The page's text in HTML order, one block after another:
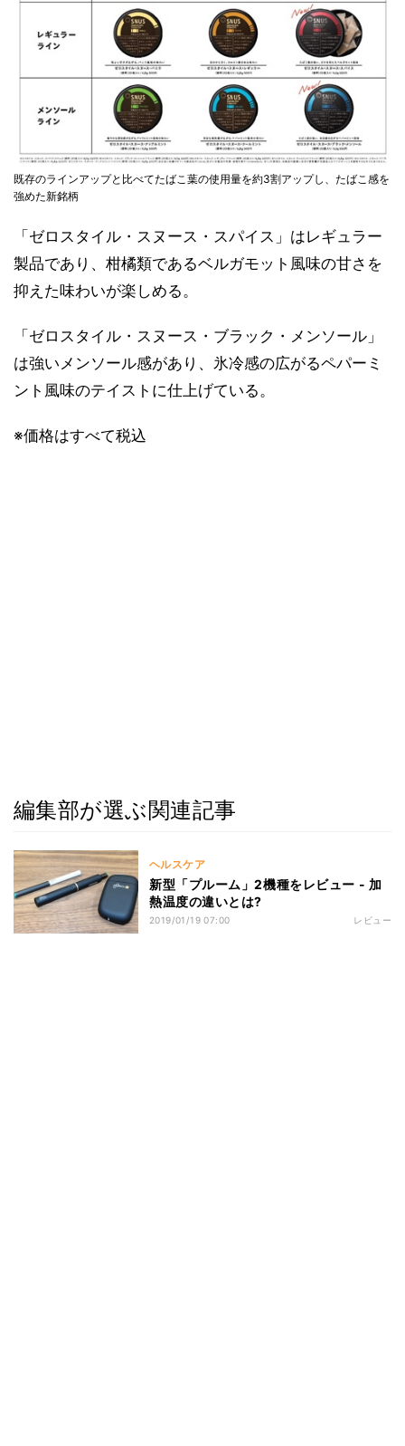
既存のラインアップと比べてたばこ葉の使用量を約3割アップし、たばこ感を
強めた新銘柄
「ゼロスタイル・スヌース・スパイス」はレギュラー
製品であり、柑橘類であるベルガモット風味の甘さを
抑えた味わいが楽しめる。
「ゼロスタイル・スヌース・ブラック・メンソール」
は強いメンソール感があり、氷冷感の広がるペパーミ
ント風味のテイストに仕上げている。
※価格はすべて税込
編集部が選ぶ関連記事
ヘルスケア
新型「プルーム」2機種をレビュー - 加
熱温度の違いとは?
2019/01/19 07:00 レビュー